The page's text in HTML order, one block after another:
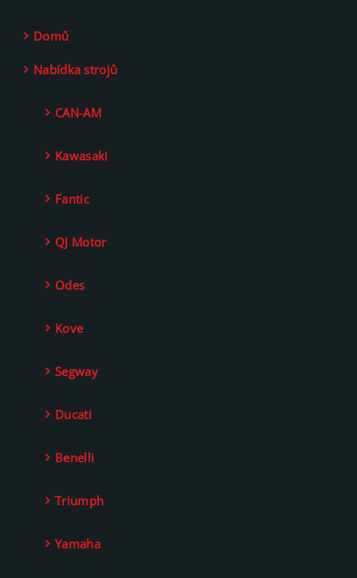
Domů
Nabídka strojů
CAN-AM
Kawasaki
Fantic
QJ Motor
Odes
Kove
Segway
Ducati
Benelli
Triumph
Yamaha